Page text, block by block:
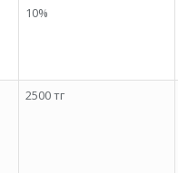
10%
2500 тг